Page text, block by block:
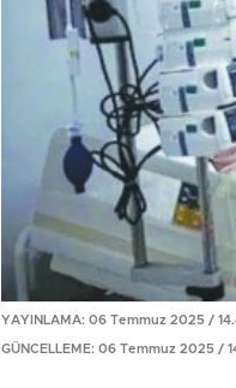
YAYINLAMA: 06 Temmuz 2025 /
GÜNCELLEME: 06 Temmuz 2025 /